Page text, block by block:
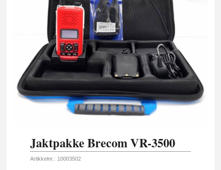
Jaktpakke Brecom VR-3500
Artikkelnr.: 10003502